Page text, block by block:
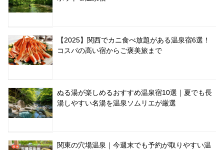
【2025】関西でカニ食べ放題がある温泉宿6選！
コスパの高い宿からご褒美旅まで
ぬる湯が楽しめるおすすめ温泉宿10選｜夏でも長
湯しやすい名湯を温泉ソムリエが厳選
関東の穴場温泉｜今週末でも予約が取りやすい温